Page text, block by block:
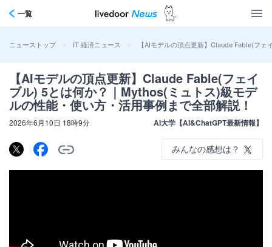
一覧
ニューストップ > IT 経済ニュース > 【AIモデルの頂点更新】Claude Fable(フ
【AIモデルの頂点更新】Claude Fable(フェイ
ブル) 5とは何か？｜Mythos(ミュトス)級モデ
ルの性能・使い方・活用事例まで全部解説！
2026年6月10日 18時9分 AI大学【AI&ChatGPT最新情報】
みんなの感想は？